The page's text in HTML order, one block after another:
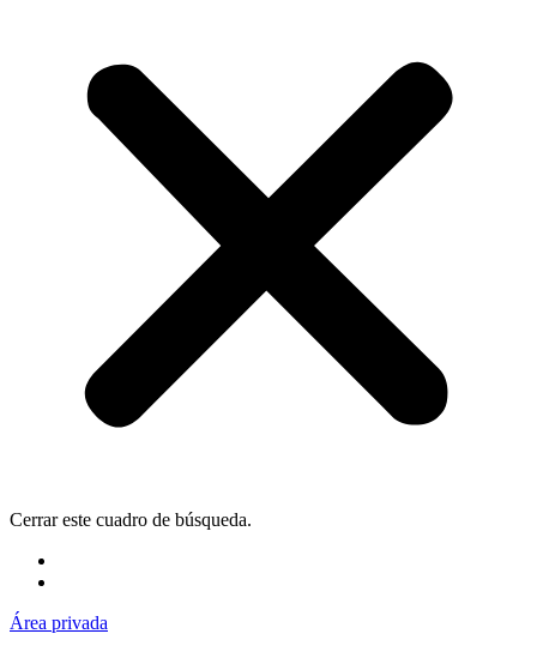
Cerrar este cuadro de búsqueda.
Área privada